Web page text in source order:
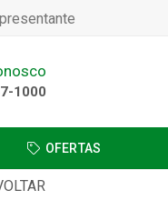
1000
OFERTAS